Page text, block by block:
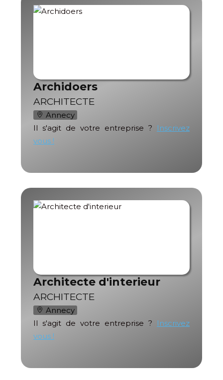
Archidoers
ARCHITECTE
Annecy
Il s'agit de votre entreprise ?
Inscrivez
vous !
Architecte d'interieur
ARCHITECTE
Annecy
Il s'agit de votre entreprise ?
Inscrivez
vous !